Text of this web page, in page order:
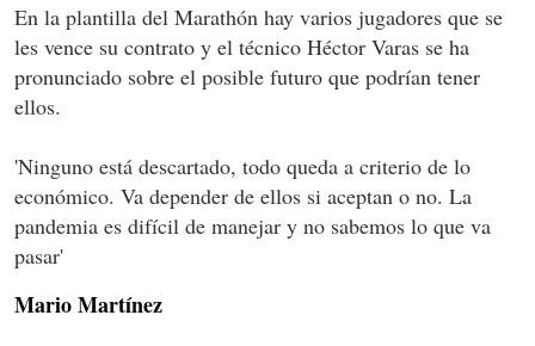
En la plantilla del Marathón hay varios jugadores que se
les vence su contrato y el técnico Héctor Varas se ha
pronunciado sobre el posible futuro que podrían tener
ellos.
'Ninguno está descartado, todo queda a criterio de lo
económico. Va depender de ellos si aceptan o no. La
pandemia es difícil de manejar y no sabemos lo que va
pasar'
Mario Martínez